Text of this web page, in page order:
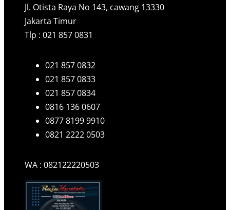
Jl. Otista Raya No 143, cawang 13330
Jakarta Timur
Tlp : 021 857 0831
021 857 0832
021 857 0833
021 857 0834
0816 136 0607
0877 8199 9910
0821 2222 0503
WA : 082122220503